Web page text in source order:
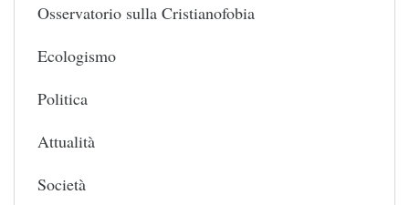
Osservatorio sulla Cristianofobia
Ecologismo
Politica
Attualità
Società